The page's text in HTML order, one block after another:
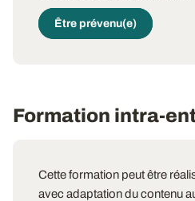
Être prévenu(e)
Formation intra-
Cette formation peut être
avec adaptation du contenu